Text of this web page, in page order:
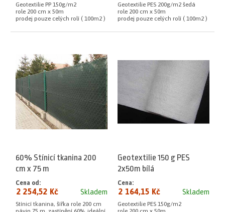
Geotextilie PP 150g/m2
role 200 cm x 50m
prodej pouze celých rolí ( 100m2 )
Geotextilie PES 200g/m2 šedá
role 200 cm x 50m
prodej pouze celých rolí ( 100m2 )
60% Stínicí tkanina 200
cm x 75 m
Skladem
Cena od:
2 254,52 Kč
Stínicí tkanina, šířka role 200 cm
Geotextilie 150 g PES
2x50m bílá
Skladem
Cena:
2 164,15 Kč
Geotextilie PES 150g/m2